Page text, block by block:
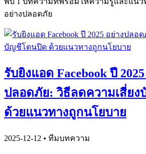
อย่างปลอดภัย
รับยิงแอด Facebook ปี
ปลอดภัย: วิธีลดความเสี่ย
ด้วยแนวทางถูกนโยบาย
2025-12-12 • ทีมบทความ